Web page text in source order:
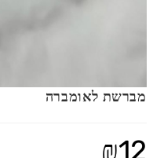
מברשת לאומברה
₪12